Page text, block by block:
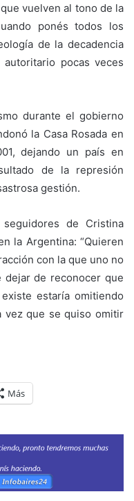
vuelven al tono de la
ponés todos los
de la decadencia
pocas veces
durante el gobierno
la Casa Rosada en
dejando un país en
de la represión
gestión.
de Cristina
la Argentina: “Quieren
con la que uno no
dejar de reconocer que
estaría omitiendo
vez que se quiso omitir
Más